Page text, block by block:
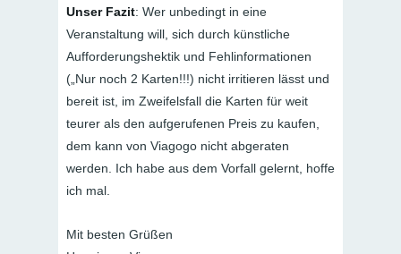
Unser Fazit: Wer unbedingt in eine
Veranstaltung will, sich durch künstliche
Aufforderungshektik und Fehlinformationen
(„Nur noch 2 Karten!!!) nicht irritieren lässt und
bereit ist, im Zweifelsfall die Karten für weit
teurer als den aufgerufenen Preis zu kaufen,
dem kann von Viagogo nicht abgeraten
werden. Ich habe aus dem Vorfall gelernt, hoffe
ich mal.
Mit besten Grüßen